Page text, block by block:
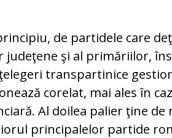
de partidele care
judeţene şi al primăriilor,
transpartinice
corelat, mai ales în
Al doilea palier ţine de
principalelor partide